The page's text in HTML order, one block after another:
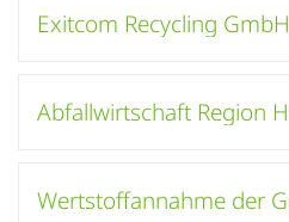
Exitcom Recycling GmbH